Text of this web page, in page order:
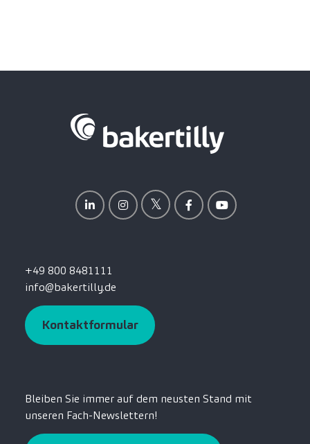
+49 800 8481111
info@bakertilly.de
Kontaktformular
Bleiben Sie immer auf dem neusten Stand mit
unseren Fach-Newslettern!